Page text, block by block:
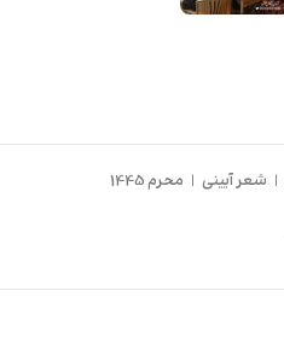
| شعر آیینی | محرم 1445